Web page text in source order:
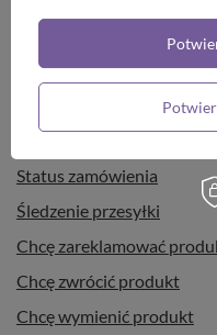
Zamówienia
Status zamówienia
Śledzenie przesyłki
Chcę zareklamować
Chcę zwrócić produkt
Chcę wymienić produkt